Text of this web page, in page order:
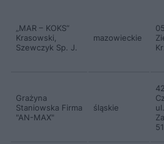
„MAR – KOKS”
Krasowski,
Szewczyk Sp. J.
mazowieckie
Grażyna
Staniowska Firma
"AN-MAX"
śląskie
ul.
51